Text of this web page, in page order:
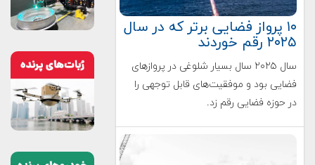
۱۰ پرواز فضایی برتر که در سال
۲۰۲۵ رقم خوردند
سال ۲۰۲۵ سال بسیار شلوغی در پروازهای
فضایی بود و موفقیت‌های قابل توجهی را
در حوزه فضایی رقم زد.